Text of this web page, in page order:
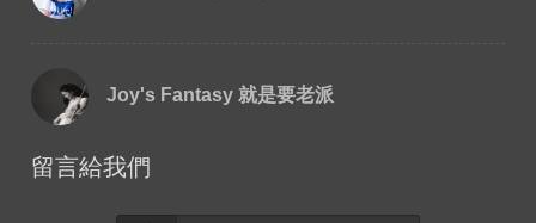
Joy's Fantasy 就是要老派
留言給我們